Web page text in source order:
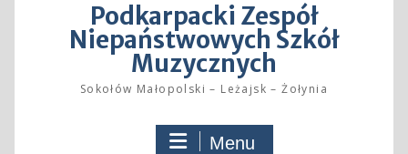
Podkarpacki Zespół
Niepaństwowych Szkół
Muzycznych
Sokołów Małopolski – Leżajsk – Żołynia
Menu